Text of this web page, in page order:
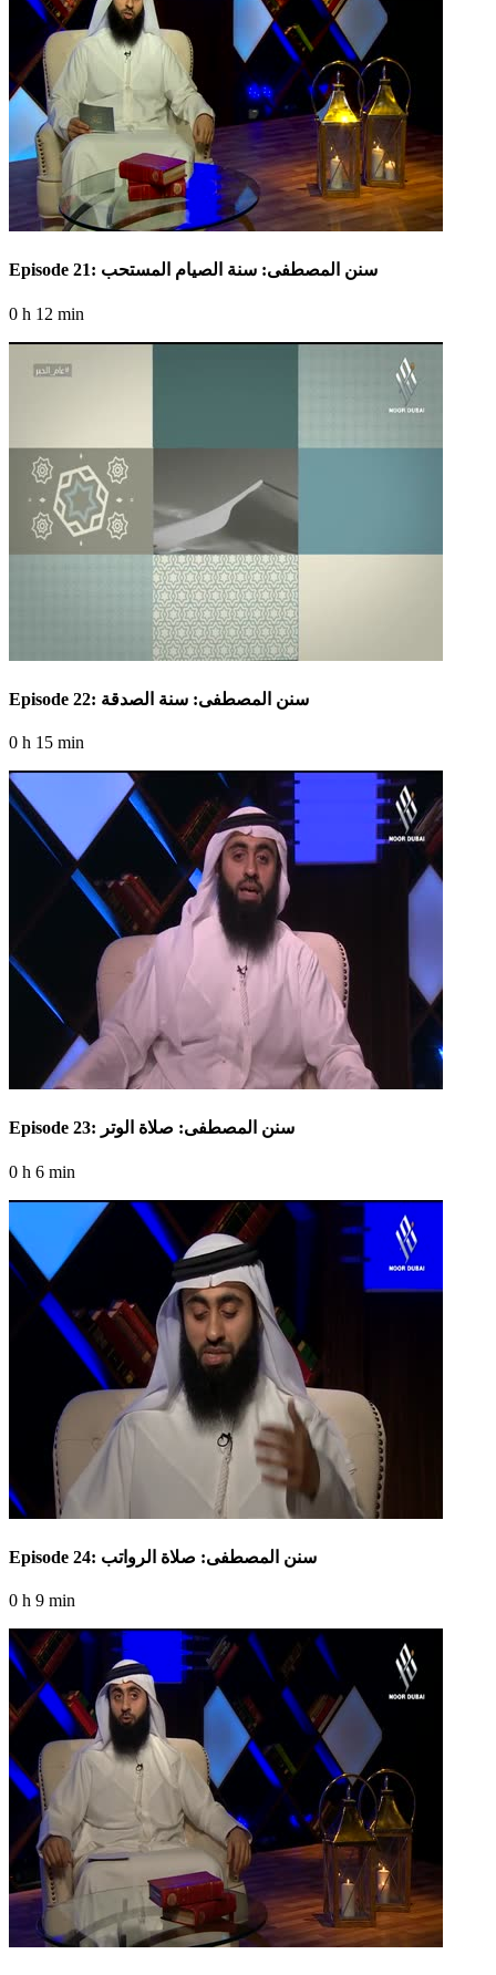
Episode 21: سنن المصطفى: سنة الصيام المستحب
0 h 12 min
Episode 22: سنن المصطفى: سنة الصدقة
0 h 15 min
Episode 23: سنن المصطفى: صلاة الوتر
0 h 6 min
Episode 24: سنن المصطفى: صلاة الرواتب
0 h 9 min